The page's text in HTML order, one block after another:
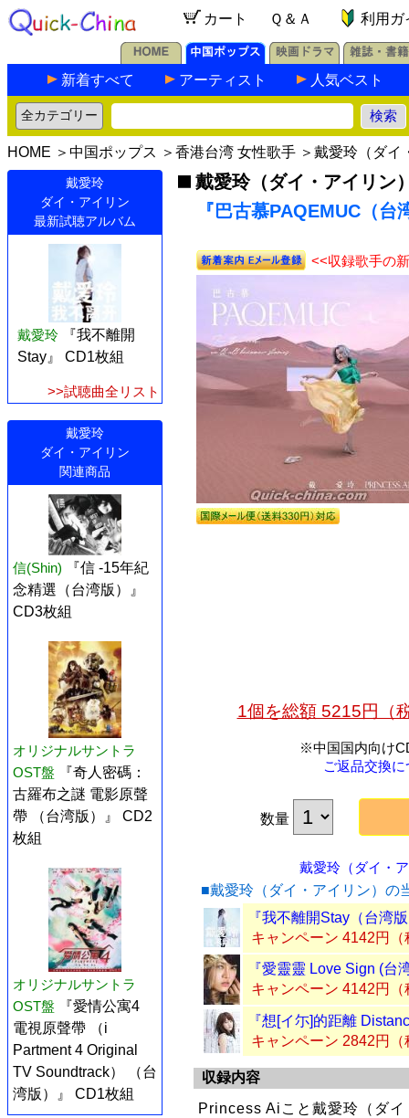
カート Ｑ＆Ａ 利用ガ
新着すべて アーティスト 人気ベスト
HOME ＞ 中国ポップス ＞ 香港台湾 女性歌手 ＞ 戴愛玲（ダイ
戴愛玲
ダイ・アイリン
最新試聴アルバム
戴愛玲
『我不離開
Stay』 CD1枚組
>>試聴曲全リスト
戴愛玲
ダイ・アイリン
関連商品
信(Shin)
『信 -15年紀
念精選（台湾版）』
CD3枚組
オリジナルサントラ
OST盤
『奇人密碼：
古羅布之謎 電影原聲
帶 （台湾版）』 CD2
枚組
オリジナルサントラ
OST盤
『愛情公寓4
電視原聲帶 （i
Partment 4 Original
TV Soundtrack） （台
湾版）』 CD1枚組
戴愛玲（ダイ・アイリン
『巴古慕PAQEMUC（台
<<収録歌手の
1個を総額 5215円（
※中国国内向け
ご返品交換
数量
戴愛玲（ダイ・
■戴愛玲（ダイ・アイリン）の
『我不離開Stay（台湾
キャンペーン 4142円（
『愛靈靈 Love Sign (台
キャンペーン 4142円（
『想[イ尓]的距離
キャンペーン 2842円（
収録内容
Princess Aiこと戴愛玲（ダ